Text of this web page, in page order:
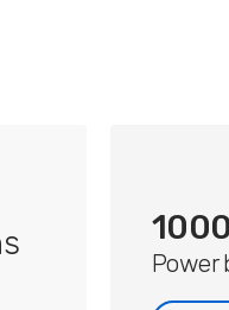
Power